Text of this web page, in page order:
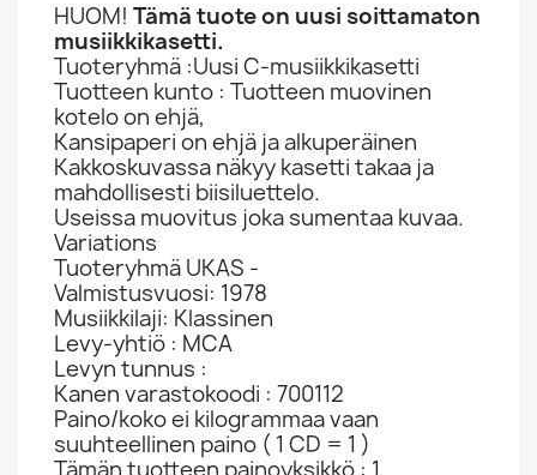
HUOM! Tämä tuote on uusi soittamaton
musiikkikasetti.
Tuoteryhmä :Uusi C-musiikkikasetti
Tuotteen kunto : Tuotteen muovinen
kotelo on ehjä,
Kansipaperi on ehjä ja alkuperäinen
Kakkoskuvassa näkyy kasetti takaa ja
mahdollisesti biisiluettelo.
Useissa muovitus joka sumentaa kuvaa.
Variations
Tuoteryhmä UKAS -
Valmistusvuosi: 1978
Musiikkilaji: Klassinen
Levy-yhtiö : MCA
Levyn tunnus :
Kanen varastokoodi : 700112
Paino/koko ei kilogrammaa vaan
suuhteellinen paino ( 1 CD = 1 )